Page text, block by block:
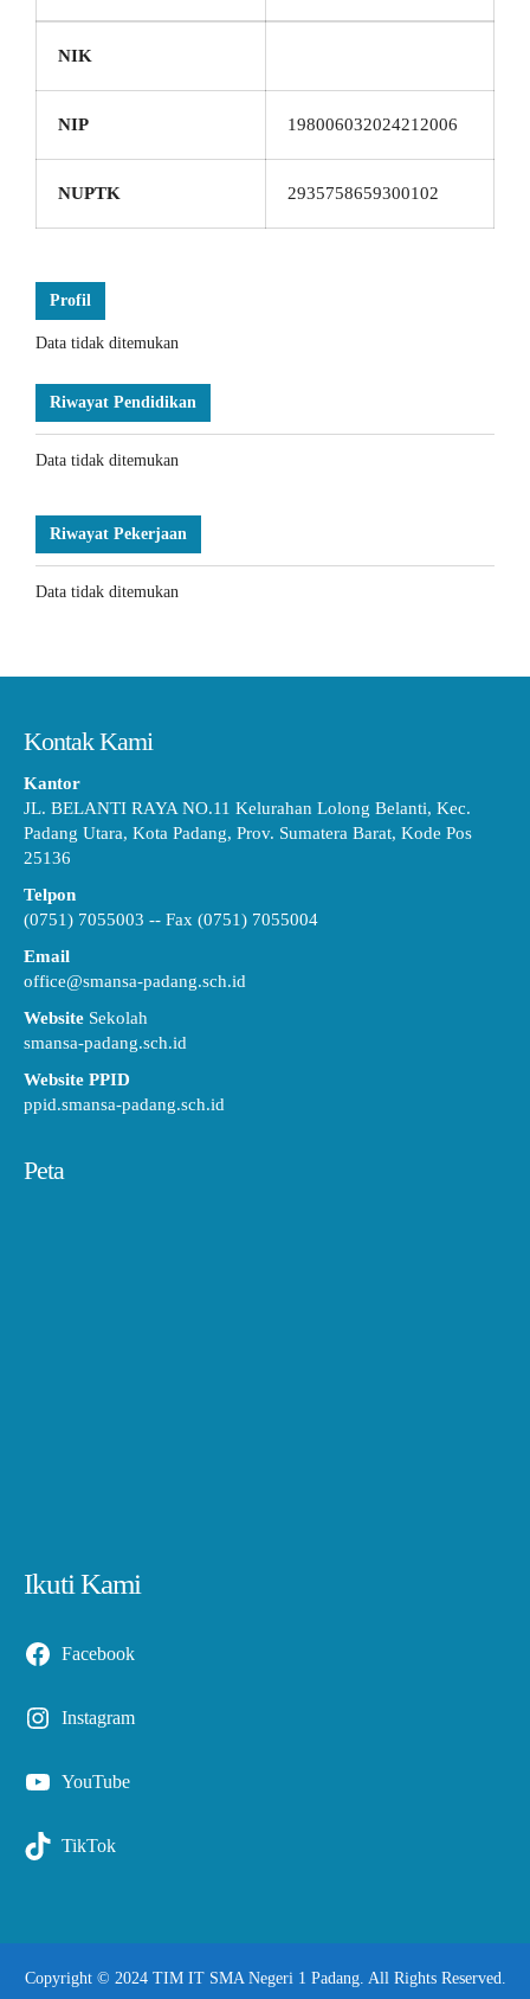
NIK
NIP 198006032024212006
NUPTK 2935758659300102
Profil
Data tidak ditemukan
Riwayat Pendidikan
Data tidak ditemukan
Riwayat Pekerjaan
Data tidak ditemukan
Kontak Kami
Kantor
JL. BELANTI RAYA NO.11 Kelurahan Lolong Belanti, Kec.
Padang Utara, Kota Padang, Prov. Sumatera Barat, Kode Pos
25136
Telpon
(0751) 7055003 -- Fax (0751) 7055004
Email
office@smansa-padang.sch.id
Website Sekolah
smansa-padang.sch.id
Website PPID
ppid.smansa-padang.sch.id
Peta
Ikuti Kami
Facebook
Instagram
YouTube
TikTok
Copyright © 2024 TIM IT SMA Negeri 1 Padang. All Rights Reserved.